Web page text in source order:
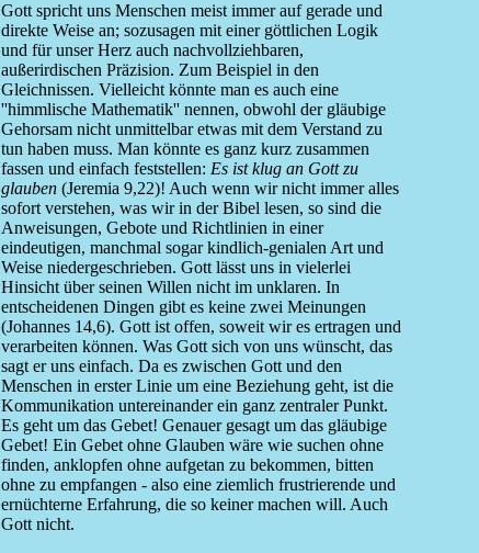
Gott spricht uns Menschen meist immer auf gerade und
direkte Weise an; sozusagen mit einer göttlichen Logik
und für unser Herz auch nachvollziehbaren,
außerirdischen Präzision. Zum Beispiel in den
Gleichnissen. Vielleicht könnte man es auch eine
''himmlische Mathematik'' nennen, obwohl der gläubige
Gehorsam nicht unmittelbar etwas mit dem Verstand zu
tun haben muss. Man könnte es ganz kurz zusammen
fassen und einfach feststellen: Es ist klug an Gott zu
glauben(Jeremia 9,22)! Auch wenn wir nicht immer alles
sofort verstehen, was wir in der Bibel lesen, so sind die
Anweisungen, Gebote und Richtlinien in einer
eindeutigen, manchmal sogar kindlich-genialen Art und
Weise niedergeschrieben. Gott lässt uns in vielerlei
Hinsicht über seinen Willen nicht im unklaren. In
entscheidenen Dingen gibt es keine zwei Meinungen
(Johannes 14,6). Gott ist offen, soweit wir es ertragen und
verarbeiten können. Was Gott sich von uns wünscht, das
sagt er uns einfach. Da es zwischen Gott und den
Menschen in erster Linie um eine Beziehung geht, ist die
Kommunikation untereinander ein ganz zentraler Punkt.
Es geht um das Gebet! Genauer gesagt um das gläubige
Gebet! Ein Gebet ohne Glauben wäre wie suchen ohne
finden, anklopfen ohne aufgetan zu bekommen, bitten
ohne zu empfangen - also eine ziemlich frustrierende und
ernüchterne Erfahrung, die so keiner machen will. Auch
Gott nicht.